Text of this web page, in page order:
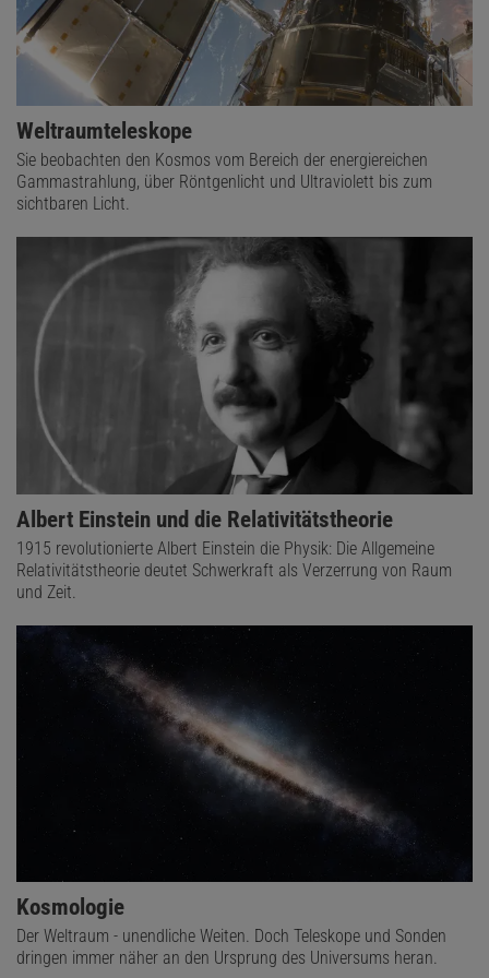
Weltraumteleskope
Sie beobachten den Kosmos vom Bereich der energiereichen
Gammastrahlung, über Röntgenlicht und Ultraviolett bis zum
sichtbaren Licht.
Albert Einstein und die Relativitätstheorie
1915 revolutionierte Albert Einstein die Physik: Die Allgemeine
Relativitätstheorie deutet Schwerkraft als Verzerrung von Raum
und Zeit.
Kosmologie
Der Weltraum - unendliche Weiten. Doch Teleskope und Sonden
dringen immer näher an den Ursprung des Universums heran.